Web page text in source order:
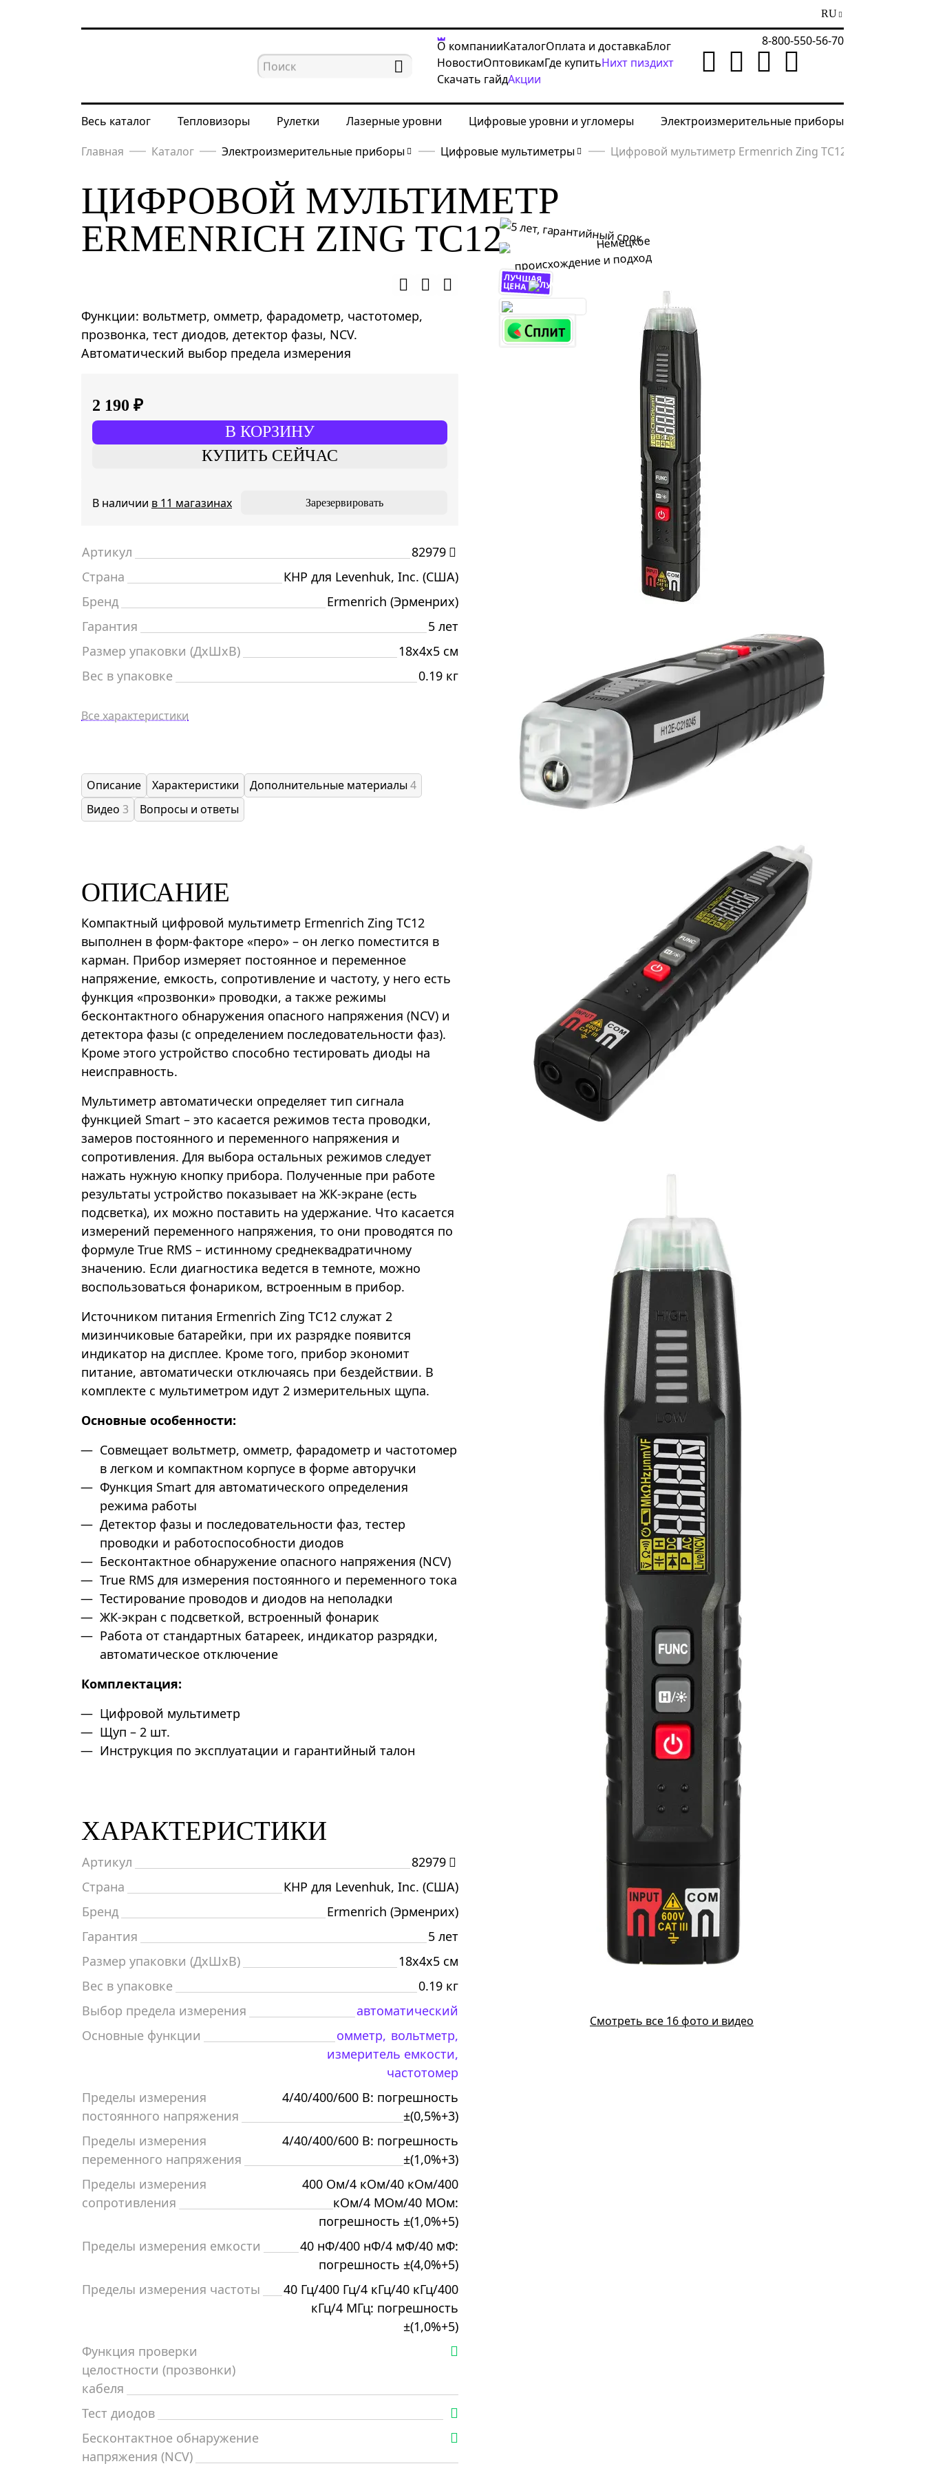
RU
О компанииКаталогОплата и доставкаБлог
НовостиОптовикамГде купитьНихт пиздихт
Скачать гайдАкции
8-800-550-56-70
Весь каталог Тепловизоры Рулетки Лазерные уровни Цифровые уровни и угломеры
Электроизмерительные приборы
Главная
Каталог Электроизмерительные приборы Цифровые мультиметры Цифровой мультиметр Ermenrich Zing TC12
ЦИФРОВОЙ МУЛЬТИМЕТР
ERMENRICH ZING TC12
Смотреть все 16 фото и видео
ЛУЧШАЯ
ЦЕНА
Функции: вольтметр, омметр, фарадометр, частотомер,
прозвонка, тест диодов, детектор фазы, NCV.
Автоматический выбор предела измерения
2 190 ₽
В КОРЗИНУ
КУПИТЬ СЕЙЧАС
В наличии в 11 магазинах Зарезервировать
Артикул
82979
Страна
КНР для Levenhuk, Inc. (США)
Бренд
Ermenrich (Эрменрих)
Гарантия
5 лет
Размер упаковки (ДxШxВ)
18x4x5 см
Вес в упаковке
0.19 кг
Все характеристики
Описание Характеристики Дополнительные материалы4
Видео 3 Вопросы и ответы
ОПИСАНИЕ
Компактный цифровой мультиметр Ermenrich Zing TC12
выполнен в форм-факторе «перо» – он легко поместится в
карман. Прибор измеряет постоянное и переменное
напряжение, емкость, сопротивление и частоту, у него есть
функция «прозвонки» проводки, а также режимы
бесконтактного обнаружения опасного напряжения (NCV) и
детектора фазы (с определением последовательности фаз).
Кроме этого устройство способно тестировать диоды на
неисправность.
Мультиметр автоматически определяет тип сигнала
функцией Smart – это касается режимов теста проводки,
замеров постоянного и переменного напряжения и
сопротивления. Для выбора остальных режимов следует
нажать нужную кнопку прибора. Полученные при работе
результаты устройство показывает на ЖК-экране (есть
подсветка), их можно поставить на удержание. Что касается
измерений переменного напряжения, то они проводятся по
формуле True RMS – истинному среднеквадратичному
значению. Если диагностика ведется в темноте, можно
воспользоваться фонариком, встроенным в прибор.
Источником питания Ermenrich Zing TC12 служат 2
мизинчиковые батарейки, при их разрядке появится
индикатор на дисплее. Кроме того, прибор экономит
питание, автоматически отключаясь при бездействии. В
комплекте с мультиметром идут 2 измерительных щупа.
Основные особенности:
Совмещает вольтметр, омметр, фарадометр и частотомер
в легком и компактном корпусе в форме авторучки
Функция Smart для автоматического определения
режима работы
Детектор фазы и последовательности фаз, тестер
проводки и работоспособности диодов
Бесконтактное обнаружение опасного напряжения (NCV)
True RMS для измерения постоянного и переменного тока
Тестирование проводов и диодов на неполадки
ЖК-экран с подсветкой, встроенный фонарик
Работа от стандартных батареек, индикатор разрядки,
автоматическое отключение
Комплектация:
Цифровой мультиметр
Щуп – 2 шт.
Инструкция по эксплуатации и гарантийный талон
ХАРАКТЕРИСТИКИ
Артикул
82979
Страна
КНР для Levenhuk, Inc. (США)
Бренд
Ermenrich (Эрменрих)
Гарантия
5 лет
Размер упаковки (ДxШxВ)
18x4x5 см
Вес в упаковке
0.19 кг
Выбор предела измерения
автоматический
Основные функции
омметр, вольтметр,
измеритель емкости,
частотомер
Пределы измерения
постоянного напряжения
4/40/400/600 В: погрешность
±(0,5%+3)
Пределы измерения
переменного напряжения
4/40/400/600 В: погрешность
±(1,0%+3)
Пределы измерения
сопротивления
400 Ом/4 кОм/40 кОм/400
кОм/4 МОм/40 МОм:
погрешность ±(1,0%+5)
Пределы измерения емкости
40 нФ/400 нФ/4 мФ/40 мФ:
погрешность ±(4,0%+5)
Пределы измерения частоты
40 Гц/400 Гц/4 кГц/40 кГц/400
кГц/4 МГц: погрешность
±(1,0%+5)
Функция проверки
целостности (прозвонки)
кабеля
Тест диодов
Бесконтактное обнаружение
напряжения (NCV)